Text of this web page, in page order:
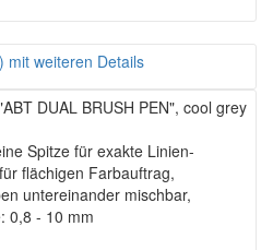
mit weiteren Details
DUAL BRUSH PEN", cool grey
Spitze für exakte Linien-
flächigen Farbauftrag,
untereinander mischbar,
0,8 - 10 mm